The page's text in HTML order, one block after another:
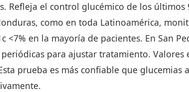
Refleja el control glucémico de los
como en toda Latinoamérica,
<7% en la mayoría de pacientes. En San
para ajustar tratamiento.
prueba es más confiable que